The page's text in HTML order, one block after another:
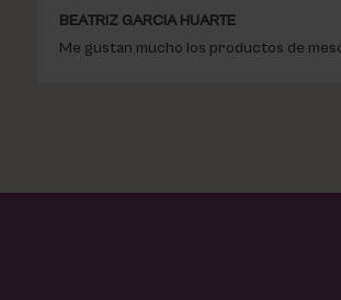
BEATRIZ GARCIA HUARTE
Me gustan mucho los productos de